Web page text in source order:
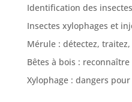
Identification des
Insectes xylophages et
Mérule : détectez,
Bêtes à bois :
Xylophage : dangers